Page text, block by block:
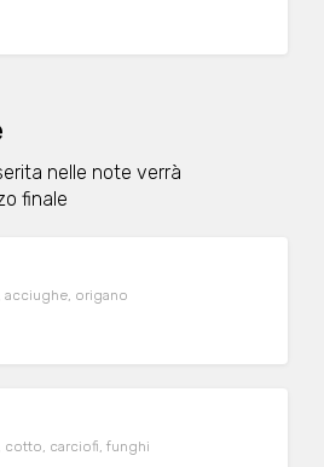
nelle note verrà
finale
acciughe, origano
cotto, carciofi, funghi